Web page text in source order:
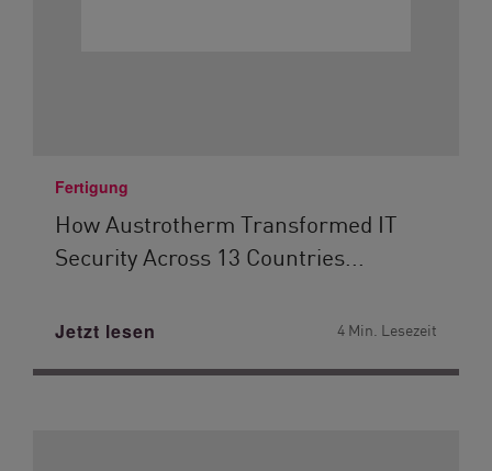
Fertigung
How Austrotherm Transformed IT
Security Across 13 Countries...
Jetzt lesen 4 Min. Lesezeit